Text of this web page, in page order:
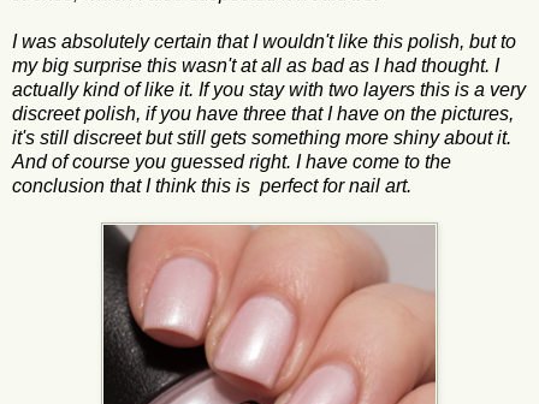
I was absolutely certain that I wouldn't like this polish, but to
my big surprise this wasn't at all as bad as I had thought. I
actually kind of like it. If you stay with two layers this is a very
discreet polish, if you have three that I have on the pictures,
it's still discreet but still gets something more shiny about it.
And of course you guessed right. I have come to the
conclusion that I think this is perfect for nail art.